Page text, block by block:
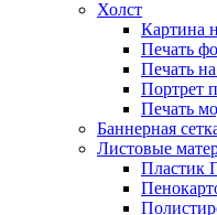
Холст
Картина
Печать
Печать
Портрет
Печать
Баннерная
Листовые
Пластик